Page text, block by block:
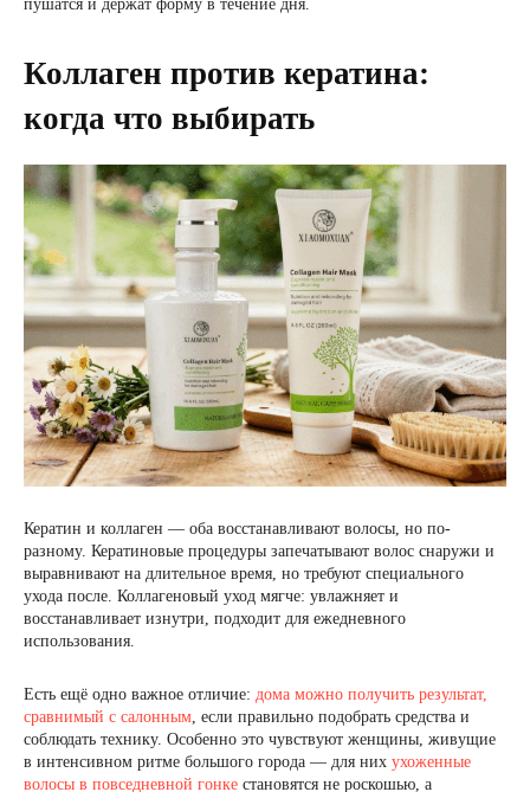
пушатся и держат форму в течение дня.
Коллаген против кератина:
когда что выбирать
Кератин и коллаген — оба восстанавливают волосы, но по-
разному. Кератиновые процедуры запечатывают волос снаружи и
выравнивают на длительное время, но требуют специального
ухода после. Коллагеновый уход мягче: увлажняет и
восстанавливает изнутри, подходит для ежедневного
использования.
Есть ещё одно важное отличие: дома можно получить результат,
сравнимый с салонным , если правильно подобрать средства и
соблюдать технику. Особенно это чувствуют женщины, живущие
в интенсивном ритме большого города — для них ухоженные
волосы в повседневной гонке становятся не роскошью, а